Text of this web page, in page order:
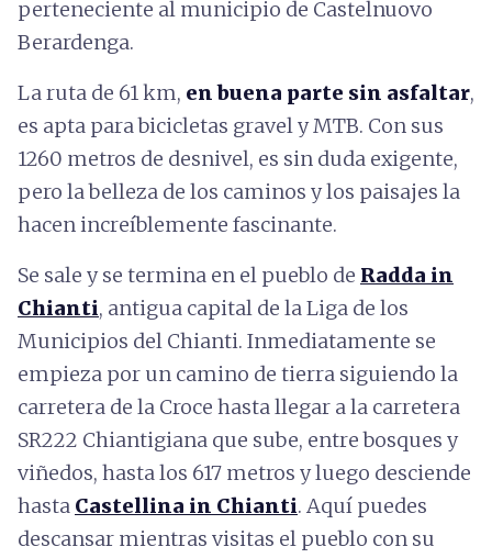
perteneciente al municipio de Castelnuovo
Berardenga.
La ruta de 61 km, en buena parte sin asfaltar,
es apta para bicicletas gravel y MTB. Con sus
1260 metros de desnivel, es sin duda exigente,
pero la belleza de los caminos y los paisajes la
hacen increíblemente fascinante.
Se sale y se termina en el pueblo de Radda in
Chianti, antigua capital de la Liga de los
Municipios del Chianti. Inmediatamente se
empieza por un camino de tierra siguiendo la
carretera de la Croce hasta llegar a la carretera
SR222 Chiantigiana que sube, entre bosques y
viñedos, hasta los 617 metros y luego desciende
hasta Castellina in Chianti. Aquí puedes
descansar mientras visitas el pueblo con su